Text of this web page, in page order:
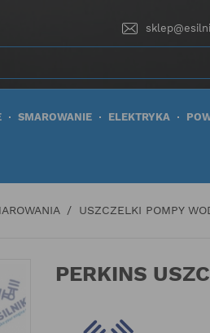
SMAROWANIE ELEKTRYKA
USZCZELKI POMPY
PERKINS